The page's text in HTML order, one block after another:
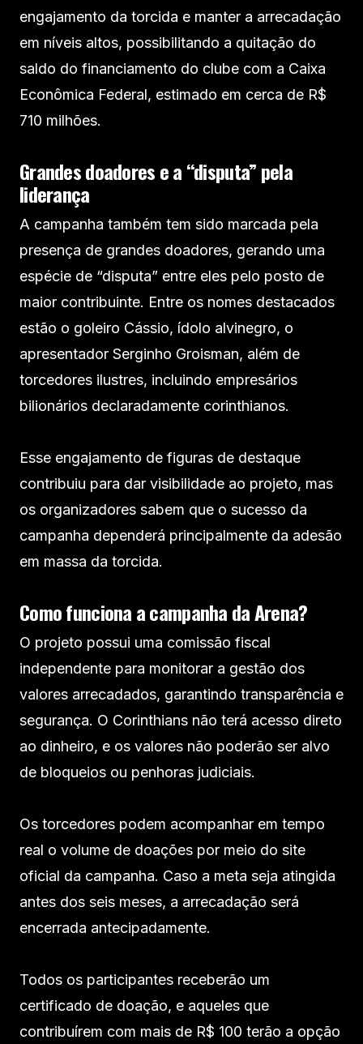
engajamento da torcida e manter a arrecadação
em níveis altos, possibilitando a quitação do
saldo do financiamento do clube com a Caixa
Econômica Federal, estimado em cerca de R$
710 milhões.
Grandes doadores e a “disputa” pela
liderança
A campanha também tem sido marcada pela
presença de grandes doadores, gerando uma
espécie de “disputa” entre eles pelo posto de
maior contribuinte. Entre os nomes destacados
estão o goleiro Cássio, ídolo alvinegro, o
apresentador Serginho Groisman, além de
torcedores ilustres, incluindo empresários
bilionários declaradamente corinthianos.
Esse engajamento de figuras de destaque
contribuiu para dar visibilidade ao projeto, mas
os organizadores sabem que o sucesso da
campanha dependerá principalmente da adesão
em massa da torcida.
Como funciona a campanha da Arena?
O projeto possui uma comissão fiscal
independente para monitorar a gestão dos
valores arrecadados, garantindo transparência e
segurança. O Corinthians não terá acesso direto
ao dinheiro, e os valores não poderão ser alvo
de bloqueios ou penhoras judiciais.
Os torcedores podem acompanhar em tempo
real o volume de doações por meio do site
oficial da campanha. Caso a meta seja atingida
antes dos seis meses, a arrecadação será
encerrada antecipadamente.
Todos os participantes receberão um
certificado de doação, e aqueles que
contribuírem com mais de R$ 100 terão a opção